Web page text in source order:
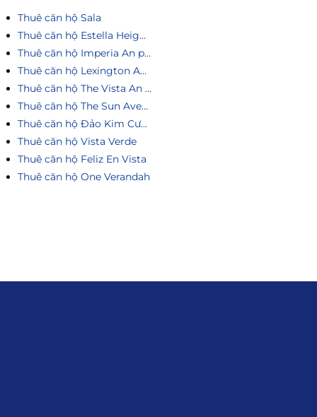
Thuê căn hộ Sala
Thuê căn hộ Estella Heights
Thuê căn hộ Imperia An phú
Thuê căn hộ Lexington An Phú
Thuê căn hộ The Vista An Phú
Thuê căn hộ The Sun Avenue
Thuê căn hộ Đảo Kim Cương
Thuê căn hộ Vista Verde
Thuê căn hộ Feliz En Vista
Thuê căn hộ One Verandah